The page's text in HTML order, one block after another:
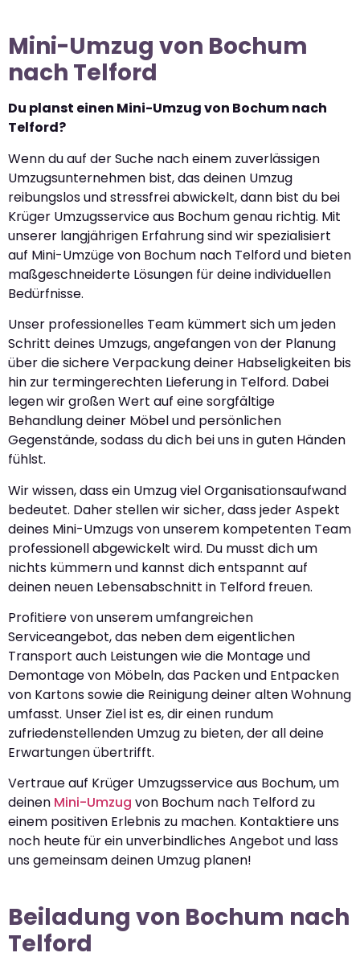
Mini-Umzug von Bochum
nach Telford
Du planst einen Mini-Umzug von Bochum nach
Telford?
Wenn du auf der Suche nach einem zuverlässigen
Umzugsunternehmen bist, das deinen Umzug
reibungslos und stressfrei abwickelt, dann bist du bei
Krüger Umzugsservice aus Bochum genau richtig. Mit
unserer langjährigen Erfahrung sind wir spezialisiert
auf Mini-Umzüge von Bochum nach Telford und bieten
maßgeschneiderte Lösungen für deine individuellen
Bedürfnisse.
Unser professionelles Team kümmert sich um jeden
Schritt deines Umzugs, angefangen von der Planung
über die sichere Verpackung deiner Habseligkeiten bis
hin zur termingerechten Lieferung in Telford. Dabei
legen wir großen Wert auf eine sorgfältige
Behandlung deiner Möbel und persönlichen
Gegenstände, sodass du dich bei uns in guten Händen
fühlst.
Wir wissen, dass ein Umzug viel Organisationsaufwand
bedeutet. Daher stellen wir sicher, dass jeder Aspekt
deines Mini-Umzugs von unserem kompetenten Team
professionell abgewickelt wird. Du musst dich um
nichts kümmern und kannst dich entspannt auf
deinen neuen Lebensabschnitt in Telford freuen.
Profitiere von unserem umfangreichen
Serviceangebot, das neben dem eigentlichen
Transport auch Leistungen wie die Montage und
Demontage von Möbeln, das Packen und Entpacken
von Kartons sowie die Reinigung deiner alten Wohnung
umfasst. Unser Ziel ist es, dir einen rundum
zufriedenstellenden Umzug zu bieten, der all deine
Erwartungen übertrifft.
Vertraue auf Krüger Umzugsservice aus Bochum, um
deinen Mini-Umzug von Bochum nach Telford zu
einem positiven Erlebnis zu machen. Kontaktiere uns
noch heute für ein unverbindliches Angebot und lass
uns gemeinsam deinen Umzug planen!
Beiladung von Bochum nach
Telford